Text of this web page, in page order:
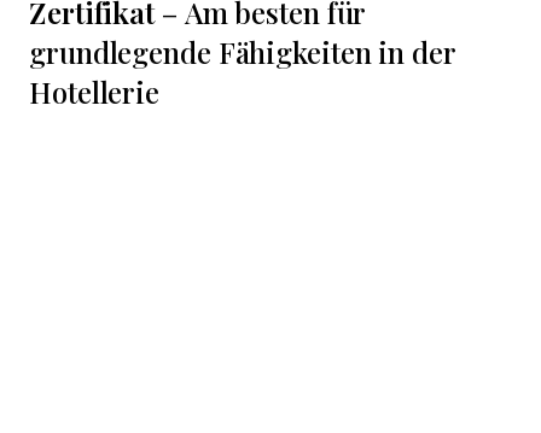
Zertifikat– Am besten für
grundlegende Fähigkeiten in der
Hotellerie